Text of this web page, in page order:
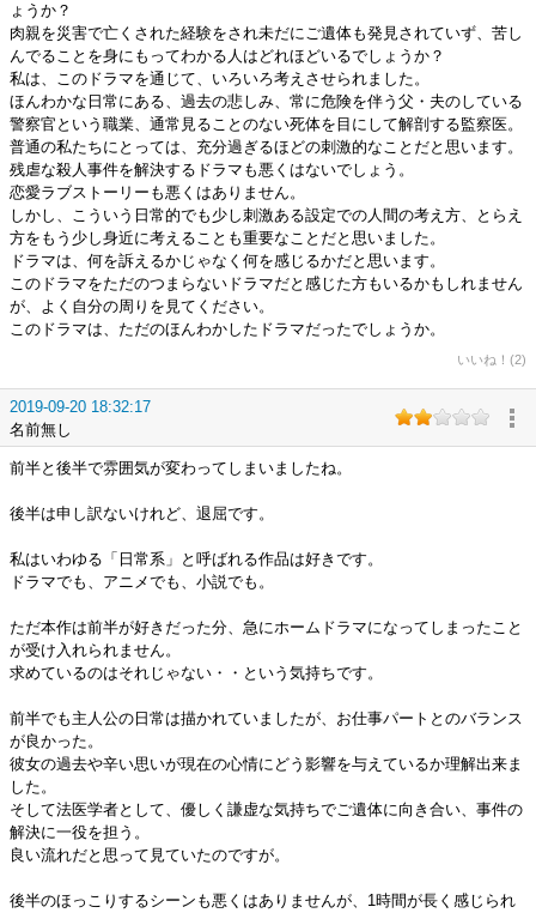
ょうか？
肉親を災害で亡くされた経験をされ未だにご遺体も発見されていず、苦し
んでることを身にもってわかる人はどれほどいるでしょうか？
私は、このドラマを通じて、いろいろ考えさせられました。
ほんわかな日常にある、過去の悲しみ、常に危険を伴う父・夫のしている
警察官という職業、通常見ることのない死体を目にして解剖する監察医。
普通の私たちにとっては、充分過ぎるほどの刺激的なことだと思います。
残虐な殺人事件を解決するドラマも悪くはないでしょう。
恋愛ラブストーリーも悪くはありません。
しかし、こういう日常的でも少し刺激ある設定での人間の考え方、とらえ
方をもう少し身近に考えることも重要なことだと思いました。
ドラマは、何を訴えるかじゃなく何を感じるかだと思います。
このドラマをただのつまらないドラマだと感じた方もいるかもしれません
が、よく自分の周りを見てください。
このドラマは、ただのほんわかしたドラマだったでしょうか。
いいね！(2)
2019-09-20 18:32:17
名前無し
前半と後半で雰囲気が変わってしまいましたね。
後半は申し訳ないけれど、退屈です。
私はいわゆる「日常系」と呼ばれる作品は好きです。
ドラマでも、アニメでも、小説でも。
ただ本作は前半が好きだった分、急にホームドラマになってしまったこと
が受け入れられません。
求めているのはそれじゃない・・という気持ちです。
前半でも主人公の日常は描かれていましたが、お仕事パートとのバランス
が良かった。
彼女の過去や辛い思いが現在の心情にどう影響を与えているか理解出来ま
した。
そして法医学者として、優しく謙虚な気持ちでご遺体に向き合い、事件の
解決に一役を担う。
良い流れだと思って見ていたのですが。
後半のほっこりするシーンも悪くはありませんが、1時間が長く感じられ